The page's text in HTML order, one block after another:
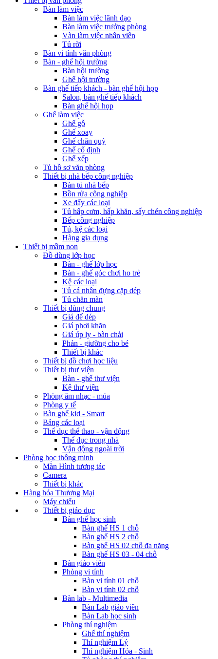
Bàn làm việc
Bàn làm việc lãnh đạo
Bàn làm việc trưởng phòng
Vàn làm việc nhân viên
Tủ rời
Bàn vi tính văn phòng
Bàn - ghế hội trường
Bàn hội trường
Ghế hội trường
Bàn ghế tiếp khách - bàn ghế hội họp
Salon, bàn ghế tiếp khách
Bàn ghế hội họp
Ghế làm việc
Ghế gỗ
Ghế xoay
Ghế chân quỳ
Ghế cố định
Ghế xếp
Tủ hồ sơ văn phòng
Thiết bị nhà bếp công nghiệp
Bàn tủ nhà bếp
Bồn rửa công nghiệp
Xe đẩy các loại
Tủ hấp cơm, hấp khăn, sấy chén công nghiệp
Bếp công nghiệp
Tủ, kệ các loại
Hàng gia dụng
Thiết bị mầm non
Đồ dùng lớp học
Bàn - ghế lớp học
Bàn - ghế góc chơi ho trẻ
Kệ các loại
Tủ cá nhân đựng cặp dép
Tủ chăn màn
Thiết bị dùng chung
Giá để dép
Giá phơi khăn
Giá úp ly - bàn chải
Phản - giường cho bé
Thiết bị khác
Thiết bị đồ chơi học liệu
Thiêt bị thư viện
Bàn - ghế thư viện
Kệ thư viện
Phòng âm nhạc - múa
Phòng y tế
Bàn ghế kid - Smart
Bảng các loại
Thể dục thể thao - vận động
Thể dục trong nhà
Vận động ngoài trời
Phòng học thông minh
Màn Hình tương tác
Camera
Thiết bị khác
Hàng hóa Thương Mại
Máy chiếu
Thiết bị giáo dục
Bàn ghế học sinh
Bàn ghế HS 1 chỗ
Bàn ghế HS 2 chỗ
Bàn ghế HS 02 chỗ đa năng
Bàn ghế HS 03 - 04 chỗ
Bàn giáo viên
Phòng vi tính
Bàn vi tính 01 chỗ
Bàn vi tính 02 chỗ
Bàn lab - Multimedia
Bàn Lab giáo viên
Bàn Lab học sinh
Phòng thí nghiệm
Ghế thí nghiệm
Thí nghiệm Lý
Thí nghiệm Hóa - Sinh